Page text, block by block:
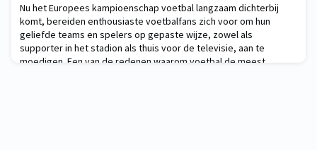
Nu het Europees kampioenschap voetbal langzaam dichterbij
komt, bereiden enthousiaste voetbalfans zich voor om hun
geliefde teams en spelers op gepaste wijze, zowel als
supporter in het stadion als thuis voor de televisie, aan te
moedigen. Een van de redenen waarom voetbal de meest